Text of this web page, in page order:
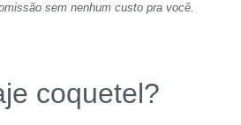
sem nenhum custo pra você.
coquetel?